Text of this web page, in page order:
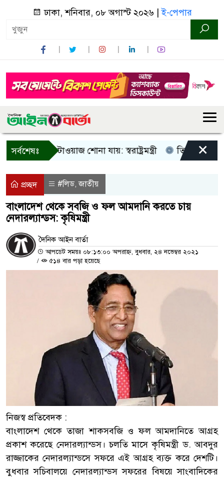
ঢাকা, শনিবার, ০৮ অগাস্ট ২০২৬ |ই-পেপার
সর্বশেষঃ
আওয়াজ-টাওয়াজ শোনা যায়: স্বরাষ্ট্রমন্ত্রী তিন দিনের মধ্যে
×
প্রচ্ছদ #লিড,জাতীয়
বাংলাদেশ থেকে সবজি ও ফল আমদানি করতে চায়
নেদারল্যান্ডস: কৃষিমন্ত্রী
দৈনিক আইন বার্তা
আপডেট সময়ঃ ০৮:১৩:০০ অপরাহ্ন, বুধবার, ২৪ নভেম্বর ২০২১
/
৫১৪ বার পড়া হয়েছে
নিজস্ব প্রতিবেদক :
বাংলাদেশ থেকে তাজা শাকসবজি ও ফল আমদানিতে আগ্রহ
প্রকাশ করেছে নেদারল্যান্ডস। চলতি মাসে কৃষিমন্ত্রী ড. আবদুর
রাজ্জাকের নেদারল্যান্ডসে সফরে এই আগ্রহ ব্যক্ত করে দেশটি।
বুধবার সচিবালয়ে নেদারল্যান্ডস সফরের বিষয়ে সাংবাদিকের